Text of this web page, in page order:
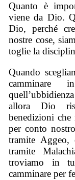
Quanto è
viene da Dio.
Dio, perché
nostre cose,
toglie la
Quando
camminare
allora Dio
benedizioni
per conto
tramite
tramite
troviamo in
camminare per